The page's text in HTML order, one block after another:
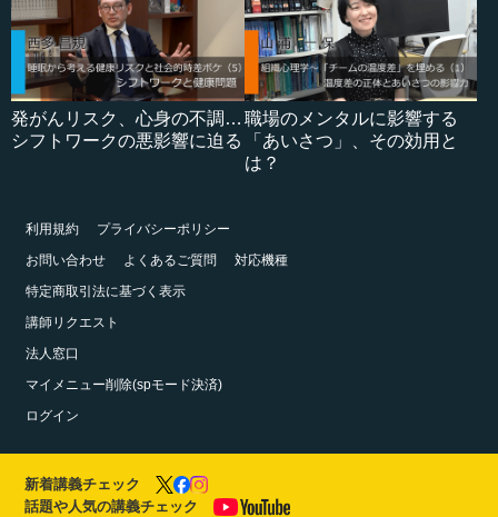
発がんリスク、心身の不調…
シフトワークの悪影響に迫る
職場のメンタルに影響する
「あいさつ」、その効用と
は？
利用規約
プライバシーポリシー
お問い合わせ
よくあるご質問
対応機種
特定商取引法に基づく表示
講師リクエスト
法人窓口
マイメニュー削除(spモード決済)
ログイン
新着講義チェック
話題や人気の講義チェック